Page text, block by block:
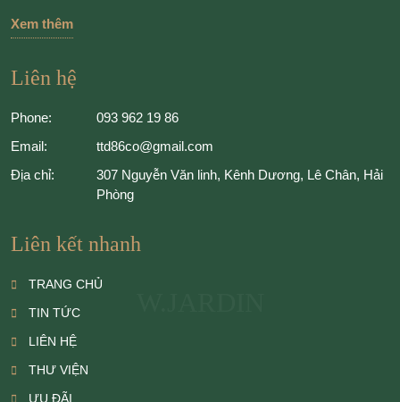
Xem thêm
Liên hệ
Phone:
093 962 19 86
Email:
ttd86co@gmail.com
Địa chỉ:
307 Nguyễn Văn linh, Kênh Dương, Lê Chân, Hải
Phòng
Liên kết nhanh
TRANG CHỦ
TIN TỨC
LIÊN HỆ
THƯ VIỆN
ƯU ĐÃI